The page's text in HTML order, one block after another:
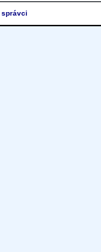
správci